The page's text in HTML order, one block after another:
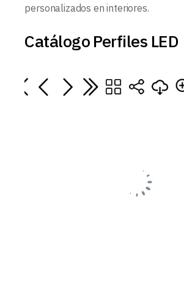
personalizados en interiores.
Catálogo Perfiles LED